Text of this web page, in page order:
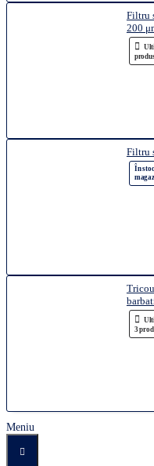
Filtru
200
Filtru
În stoc
3
Meniu